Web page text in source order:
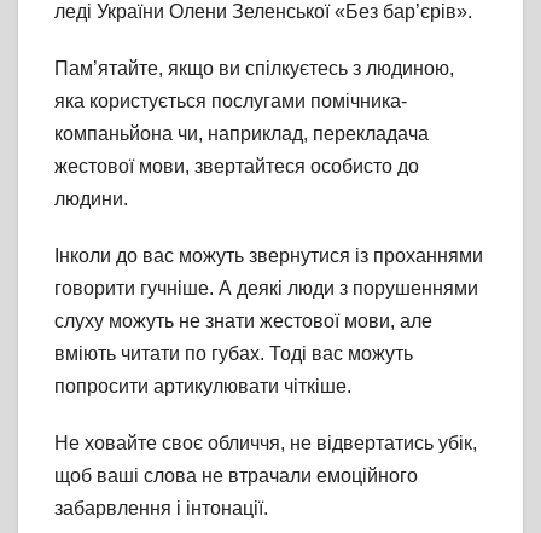
леді України Олени Зеленської «Без бар’єрів».
Пам’ятайте, якщо ви спілкуєтесь з людиною,
яка користується послугами помічника-
компаньйона чи, наприклад, перекладача
жестової мови, звертайтеся особисто до
людини.
Інколи до вас можуть звернутися із проханнями
говорити гучніше. А деякі люди з порушеннями
слуху можуть не знати жестової мови, але
вміють читати по губах. Тоді вас можуть
попросити артикулювати чіткіше.
Не ховайте своє обличчя, не відвертатись убік,
щоб ваші слова не втрачали емоційного
забарвлення і інтонації.